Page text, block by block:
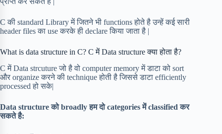
C की standard Library में जितने भी functions होते है उन्हें कई सारी
header files का use करके ही declare किया जाता है |
What is data structure in C? C में Data structure क्या होता है?
C में Data strcuture जो है वो computer memory में डाटा को sort
और organize करने की technique होती है जिससे डाटा efficiently
processed हो सके|
Data structure को broadly हम दो categories में classified कर
सकते है: